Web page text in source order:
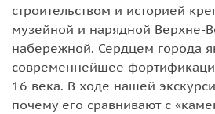
строительством и историей
музейной и нарядной Верхне-
набережной. Сердцем города
современнейшее
16 века. В ходе нашей
почему его сравнивают с